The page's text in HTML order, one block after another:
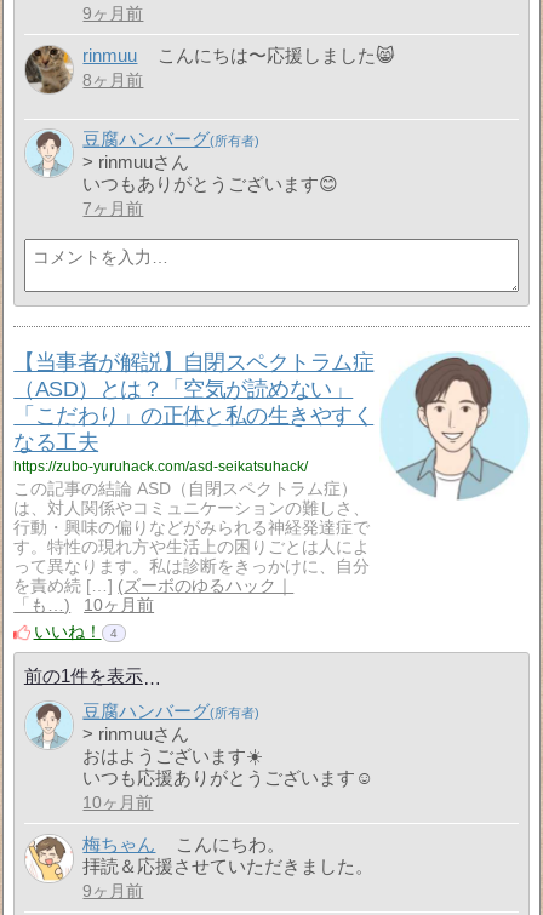
9ヶ月前
rinmuu こんにちは〜応援しました😸
8ヶ月前
豆腐ハンバーグ
> rinmuuさん
いつもありがとうございます😊
7ヶ月前
【当事者が解説】自閉スペクトラム症
（ASD）とは？「空気が読めない」
「こだわり」の正体と私の生きやすく
なる工夫
https://zubo-yuruhack.com/asd-seikatsuhack/
この記事の結論 ASD（自閉スペクトラム症）
は、対人関係やコミュニケーションの難しさ、
行動・興味の偏りなどがみられる神経発達症で
す。特性の現れ方や生活上の困りごとは人によ
って異なります。私は診断をきっかけに、自分
を責め続 […]
ズーボのゆるハック｜
「も…
10ヶ月前
いいね！
4
前の1件を表示
豆腐ハンバーグ
> rinmuuさん
おはようございます☀️
いつも応援ありがとうございます☺️
10ヶ月前
梅ちゃん
こんにちわ。
拝読＆応援させていただきました。
9ヶ月前